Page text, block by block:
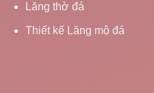
Lăng thờ đá
Thiết kế Lăng mộ đá